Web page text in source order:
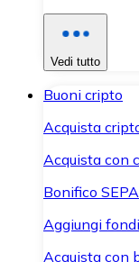
Vedi tutto
Buoni cripto
Acquista
Acquista con
Bonifico SEPA
Aggiungi
Acquista con